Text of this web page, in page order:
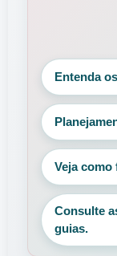
Entenda
Veja
Consulte
guias.